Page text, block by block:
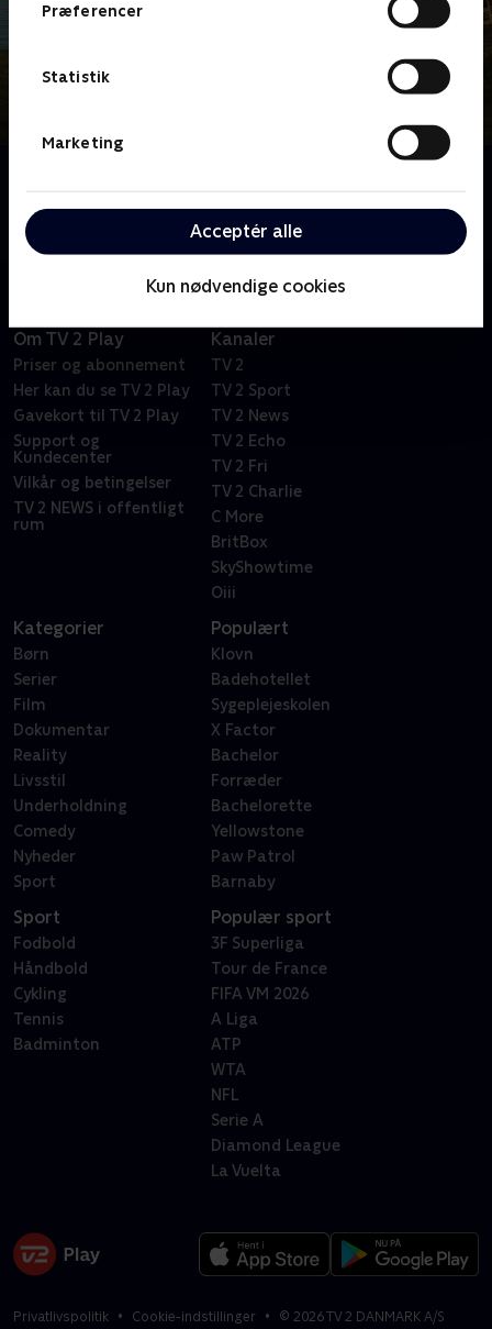
Præferencer
Statistik
Marketing
Acceptér alle
Kun nødvendige cookies
der er brandvarmt - det er mordsagerne også.
Om TV 2 Play
Priser og abonnement
Her kan du se TV 2 Play
Gavekort til TV 2 Play
Support og
Kundecenter
Vilkår og betingelser
TV 2 NEWS i offentligt
rum
Kanaler
TV 2
TV 2 Sport
TV 2 News
TV 2 Echo
TV 2 Fri
TV 2 Charlie
C More
BritBox
SkyShowtime
Oiii
Kategorier
Børn
Serier
Film
Dokumentar
Reality
Livsstil
Underholdning
Comedy
Nyheder
Sport
Populært
Klovn
Badehotellet
Sygeplejeskolen
X Factor
Bachelor
Forræder
Bachelorette
Yellowstone
Paw Patrol
Barnaby
Sport
Fodbold
Håndbold
Cykling
Tennis
Badminton
Populær sport
3F Superliga
Tour de France
FIFA VM 2026
A Liga
ATP
WTA
NFL
Serie A
Diamond League
La Vuelta
Privatlivspolitik Cookie-indstillinger © 2026TV 2 DANMARK A/S